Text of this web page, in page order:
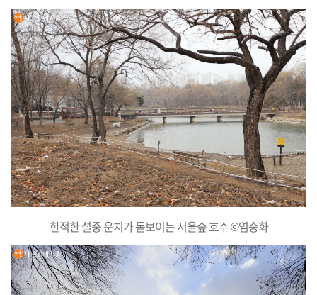
한적한 설중 운치가 돋보이는 서울숲 호수 ©염승화